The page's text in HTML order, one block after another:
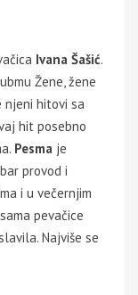
Ivana Šašić.
Žene, žene
njeni hitovi sa
hit posebno
Pesma je
provod i
i u večernjim
pevačice
Najviše se